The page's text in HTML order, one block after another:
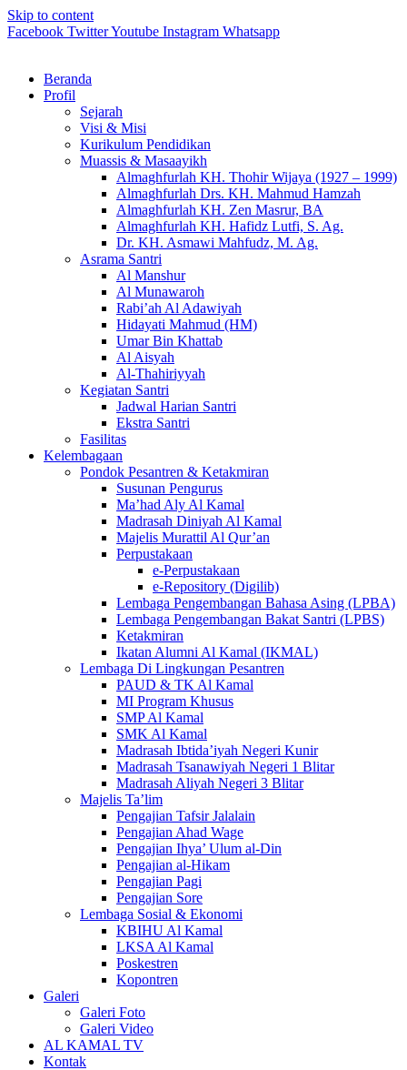
Skip to content
Facebook TwitterYoutube Instagram Whatsapp
Beranda
Profil
Sejarah
Visi & Misi
Kurikulum Pendidikan
Muassis & Masaayikh
Almaghfurlah KH. Thohir Wijaya (1927 – 1999)
Almaghfurlah Drs. KH. Mahmud Hamzah
Almaghfurlah KH. Zen Masrur, BA
Almaghfurlah KH. Hafidz Lutfi, S. Ag.
Dr. KH. Asmawi Mahfudz, M. Ag.
Asrama Santri
Al Manshur
Al Munawaroh
Rabi’ah Al Adawiyah
Hidayati Mahmud (HM)
Umar Bin Khattab
Al Aisyah
Al-Thahiriyyah
Kegiatan Santri
Jadwal Harian Santri
Ekstra Santri
Fasilitas
Kelembagaan
Pondok Pesantren & Ketakmiran
Susunan Pengurus
Ma’had Aly Al Kamal
Madrasah Diniyah Al Kamal
Majelis Murattil Al Qur’an
Perpustakaan
e-Perpustakaan
e-Repository (Digilib)
Lembaga Pengembangan Bahasa Asing (LPBA)
Lembaga Pengembangan Bakat Santri (LPBS)
Ketakmiran
Ikatan Alumni Al Kamal (IKMAL)
Lembaga Di Lingkungan Pesantren
PAUD & TK Al Kamal
MI Program Khusus
SMP Al Kamal
SMK Al Kamal
Madrasah Ibtida’iyah Negeri Kunir
Madrasah Tsanawiyah Negeri 1 Blitar
Madrasah Aliyah Negeri 3 Blitar
Majelis Ta’lim
Pengajian Tafsir Jalalain
Pengajian Ahad Wage
Pengajian Ihya’ Ulum al-Din
Pengajian al-Hikam
Pengajian Pagi
Pengajian Sore
Lembaga Sosial & Ekonomi
KBIHU Al Kamal
LKSA Al Kamal
Poskestren
Kopontren
Galeri
Galeri Foto
Galeri Video
AL KAMAL TV
Kontak